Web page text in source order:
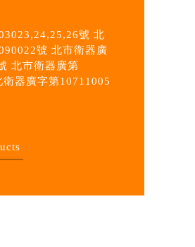
號 北
號 北市衛器廣
北市衛器廣第
器廣字第10711005